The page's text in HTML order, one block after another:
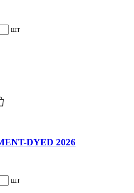
шт
DYED 2026
шт